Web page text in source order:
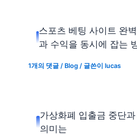
스포츠 베팅 사이트 완
과 수익을 동시에 잡는
1개의 댓글 / Blog / 글쓴이lucas
가상화폐 입출금 중단
의미는